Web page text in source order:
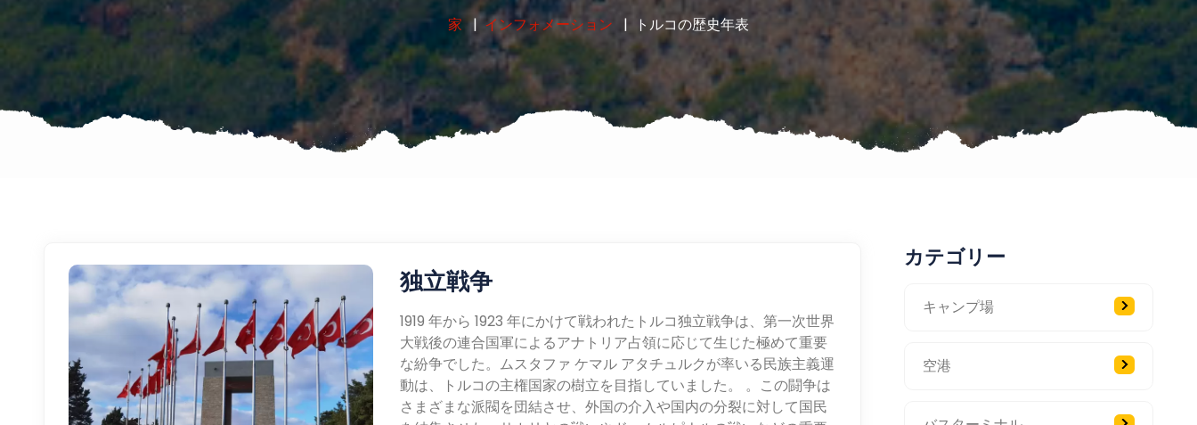
家 インフォメーション トルコの歴史年表
独立戦争
1919 年から 1923 年にかけて戦われたトルコ独立戦争は、第一次世界
大戦後の連合国軍によるアナトリア占領に応じて生じた極めて重要
な紛争でした。ムスタファ ケマル アタチュルクが率いる民族主義運
動は、トルコの主権国家の樹立を目指していました。 。この闘争は
さまざまな派閥を団結させ、外国の介入や国内の分裂に対して国民
カテゴリー
キャンプ場
空港